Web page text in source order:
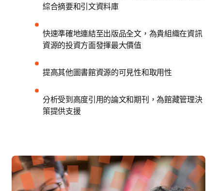
綜合摘要和引文資料庫
快速準確地連結至出版品全文，為貴組織在資訊
資源的投資方面發揮最大價值
提高其他圖書館資源的可見性和取用性
分析受到高度引用的論文和期刊，為館藏管理決
策提供支援